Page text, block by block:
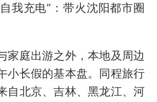
我充电”：带火沈阳都市圈
家庭出游之外，本地及周边
小长假的基本盘。同程旅行
自北京、吉林、黑龙江、河